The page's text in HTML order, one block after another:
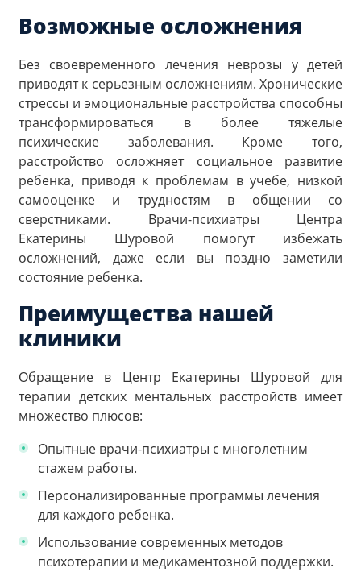
Возможные осложнения
Без своевременного лечения неврозы у детей
приводят к серьезным осложнениям. Хронические
стрессы и эмоциональные расстройства способны
трансформироваться в более тяжелые
психические заболевания. Кроме того,
расстройство осложняет социальное развитие
ребенка, приводя к проблемам в учебе, низкой
самооценке и трудностям в общении со
сверстниками. Врачи-психиатры Центра
Екатерины Шуровой помогут избежать
осложнений, даже если вы поздно заметили
состояние ребенка.
Преимущества нашей
клиники
Обращение в Центр Екатерины Шуровой для
терапии детских ментальных расстройств имеет
множество плюсов:
Опытные врачи-психиатры с многолетним
стажем работы.
Персонализированные программы лечения
для каждого ребенка.
Использование современных методов
психотерапии и медикаментозной поддержки.